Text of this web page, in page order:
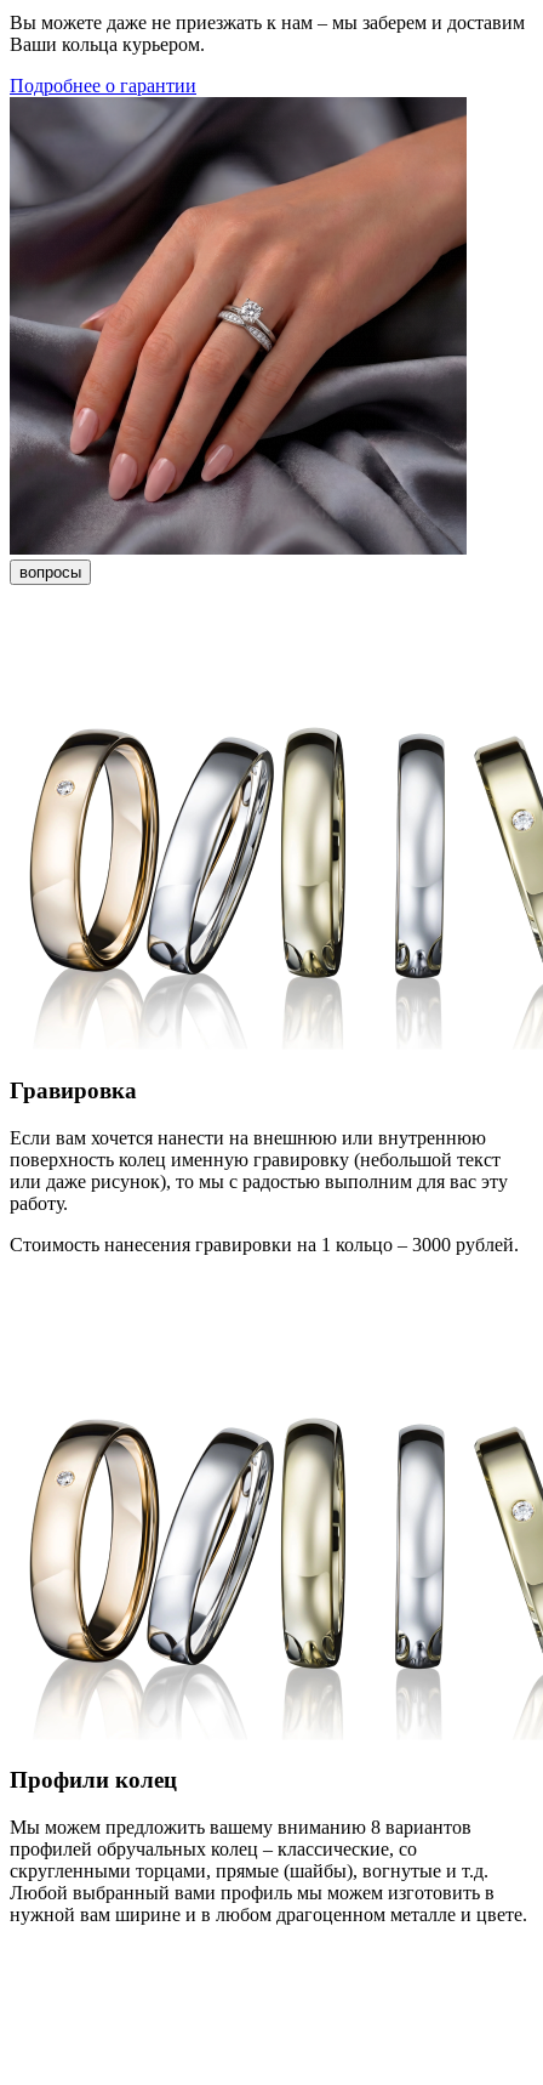
Вы можете даже не приезжать к нам – мы заберем и доставим
Ваши кольца курьером.
Подробнее о гарантии
вопросы
Гравировка
Если вам хочется нанести на внешнюю или внутреннюю
поверхность колец именную гравировку (небольшой текст
или даже рисунок), то мы с радостью выполним для вас эту
работу.
Стоимость нанесения гравировки на 1 кольцо – 3000 рублей.
Профили колец
Мы можем предложить вашему вниманию 8 вариантов
профилей обручальных колец – классические, со
скругленными торцами, прямые (шайбы), вогнутые и т.д.
Любой выбранный вами профиль мы можем изготовить в
нужной вам ширине и в любом драгоценном металле и цвете.